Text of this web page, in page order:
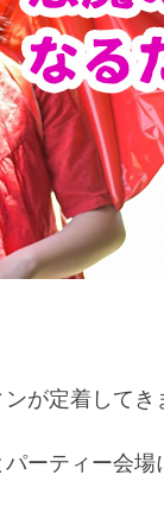
が定着してき
ーティー会